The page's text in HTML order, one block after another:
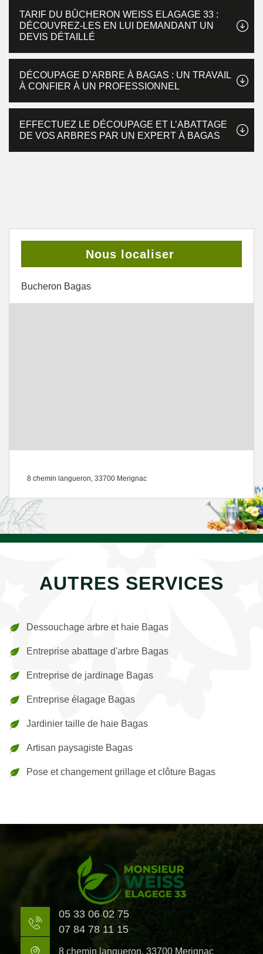
TARIF DU BÛCHERON WEISS ELAGAGE 33 :
DÉCOUVREZ-LES EN LUI DEMANDANT UN
DEVIS DÉTAILLÉ
DÉCOUPAGE D’ARBRE À BAGAS : UN TRAVAIL
À CONFIER À UN PROFESSIONNEL
EFFECTUEZ LE DÉCOUPAGE ET L’ABATTAGE
DE VOS ARBRES PAR UN EXPERT À BAGAS
Nous localiser
Bucheron Bagas
8 chemin langueron, 33700 Merignac
AUTRES SERVICES
Dessouchage arbre et haie Bagas
Entreprise abattage d'arbre Bagas
Entreprise de jardinage Bagas
Entreprise élagage Bagas
Jardinier taille de haie Bagas
Artisan paysagiste Bagas
Pose et changement grillage et clôture Bagas
05 33 06 02 75
07 84 78 11 15
8 chemin langueron, 33700 Merignac